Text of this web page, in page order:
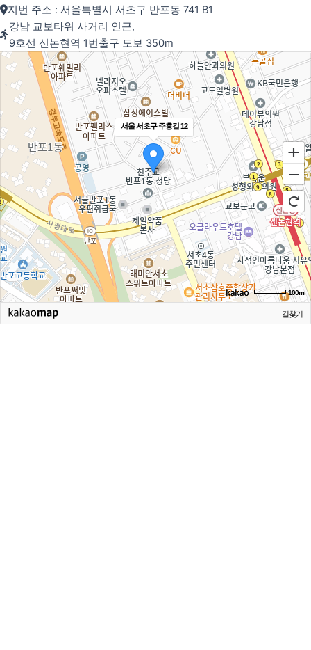
지번 주소 : 서울특별시 서초구 반포동 741 B1
강남 교보타워 사거리 인근,
9호선 신논현역 1번출구 도보 350m
서울 서초구 주흥길 12
100m
길찾기